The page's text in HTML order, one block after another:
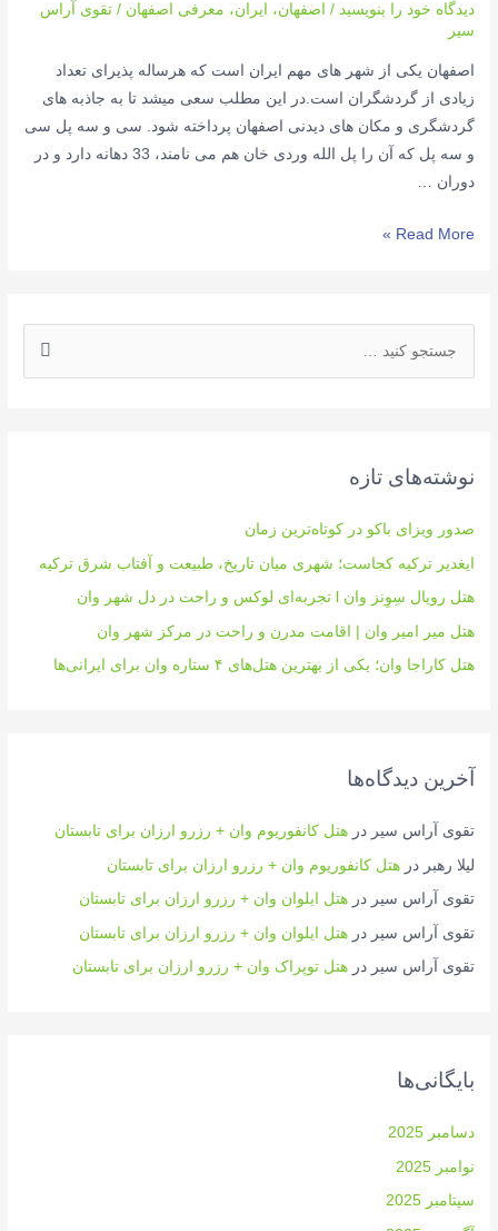
دیدگاه‌ خود را بنویسید / اصفهان، ایران، معرفی اصفهان /تقوی آراس
سیر
اصفهان یکی از شهر های مهم ایران است که هرساله پذیرای تعداد
زیادی از گردشگران است.در این مطلب سعی میشد تا به جاذبه های
گردشگری و مکان های دیدنی اصفهان پرداخته شود. سی و سه پل سی
و سه پل که آن را پل الله وردی خان هم می نامند، 33 دهانه دارد و در
دوران …
Read More »
نوشته‌های تازه
صدور ویزای باکو در کوتاه‌ترین زمان
ایغدیر ترکیه کجاست؛ شهری میان تاریخ، طبیعت و آفتاب شرق ترکیه
هتل رویال سِوِنز وان l تجربه‌ای لوکس و راحت در دل شهر وان
هتل میر امیر وان | اقامت مدرن و راحت در مرکز شهر وان
هتل کاراجا وان؛ یکی از بهترین هتل‌های ۴ ستاره وان برای ایرانی‌ها
آخرین دیدگاه‌ها
تقوی آراس سیر درهتل کانفوریوم وان + رزرو ارزان برای تابستان
لیلا رهبر درهتل کانفوریوم وان + رزرو ارزان برای تابستان
تقوی آراس سیر درهتل ایلوان وان + رزرو ارزان برای تابستان
تقوی آراس سیر درهتل ایلوان وان + رزرو ارزان برای تابستان
تقوی آراس سیر درهتل توپراک وان + رزرو ارزان برای تابستان
بایگانی‌ها
دسامبر 2025
نوامبر 2025
سپتامبر 2025